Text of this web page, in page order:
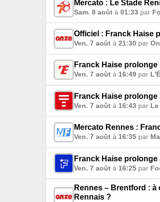
Mercato : Le Stade
Sam. 8 août à 01:33 par
Officiel : Franck Haise
Ven. 7 août à 21:30 par
Franck Haise
Ven. 7 août à 16:49 par
Franck Haise
Ven. 7 août à 16:43 par Le
Mercato Rennes :
Ven. 7 août à 16:35 par
Franck Haise
Ven. 7 août à 16:25 par
Rennes – Brentford :
Rennais ?